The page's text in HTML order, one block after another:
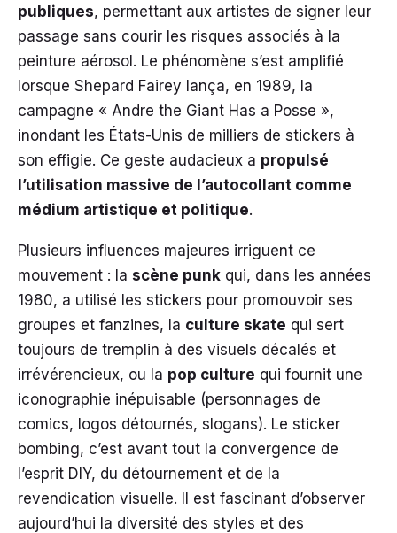
publiques, permettant aux artistes de signer leur
passage sans courir les risques associés à la
peinture aérosol. Le phénomène s’est amplifié
lorsque Shepard Fairey lança, en 1989, la
campagne « Andre the Giant Has a Posse »,
inondant les États-Unis de milliers de stickers à
son effigie. Ce geste audacieux a propulsé
l’utilisation massive de l’autocollant comme
médium artistique et politique.
Plusieurs influences majeures irriguent ce
mouvement : la scène punk qui, dans les années
1980, a utilisé les stickers pour promouvoir ses
groupes et fanzines, la culture skate qui sert
toujours de tremplin à des visuels décalés et
irrévérencieux, ou la pop culture qui fournit une
iconographie inépuisable (personnages de
comics, logos détournés, slogans). Le sticker
bombing, c’est avant tout la convergence de
l’esprit DIY, du détournement et de la
revendication visuelle. Il est fascinant d’observer
aujourd’hui la diversité des styles et des